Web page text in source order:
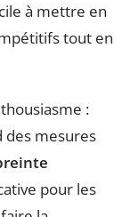
à mettre en
tout en
:
des mesures
pour les